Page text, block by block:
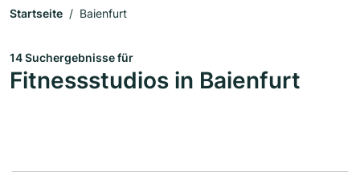
Startseite Baienfurt
14 Suchergebnisse für
Fitnessstudios in Baienfurt